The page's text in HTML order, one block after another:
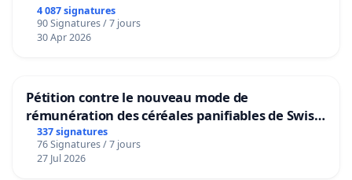
4 087 signatures
90 Signatures / 7 jours
30 Apr 2026
Pétition contre le nouveau mode de
rémunération des céréales panifiables de Swiss
granum basé sur la teneur en protéines
337 signatures
76 Signatures / 7 jours
27 Jul 2026